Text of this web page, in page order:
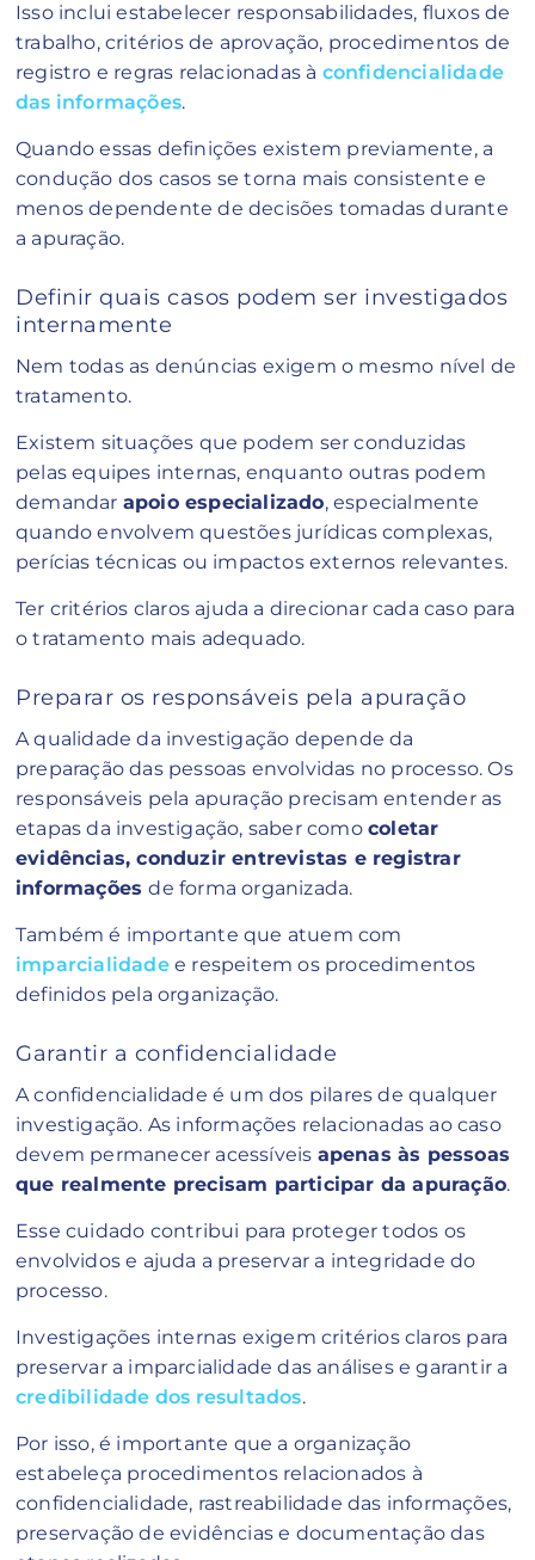
Isso inclui estabelecer responsabilidades, fluxos de
trabalho, critérios de aprovação, procedimentos de
registro e regras relacionadas à confidencialidade
das informações.
Quando essas definições existem previamente, a
condução dos casos se torna mais consistente e
menos dependente de decisões tomadas durante
a apuração.
Definir quais casos podem ser investigados
internamente
Nem todas as denúncias exigem o mesmo nível de
tratamento.
Existem situações que podem ser conduzidas
pelas equipes internas, enquanto outras podem
demandar apoio especializado, especialmente
quando envolvem questões jurídicas complexas,
perícias técnicas ou impactos externos relevantes.
Ter critérios claros ajuda a direcionar cada caso para
o tratamento mais adequado.
Preparar os responsáveis pela apuração
A qualidade da investigação depende da
preparação das pessoas envolvidas no processo. Os
responsáveis pela apuração precisam entender as
etapas da investigação, saber como coletar
evidências, conduzir entrevistas e registrar
informaçõesde forma organizada.
Também é importante que atuem com
imparcialidadee respeitem os procedimentos
definidos pela organização.
Garantir a confidencialidade
A confidencialidade é um dos pilares de qualquer
investigação. As informações relacionadas ao caso
devem permanecer acessíveis apenas às pessoas
que realmente precisam participar da apuração.
Esse cuidado contribui para proteger todos os
envolvidos e ajuda a preservar a integridade do
processo.
Investigações internas exigem critérios claros para
preservar a imparcialidade das análises e garantir a
credibilidade dos resultados.
Por isso, é importante que a organização
estabeleça procedimentos relacionados à
confidencialidade, rastreabilidade das informações,
preservação de evidências e documentação das